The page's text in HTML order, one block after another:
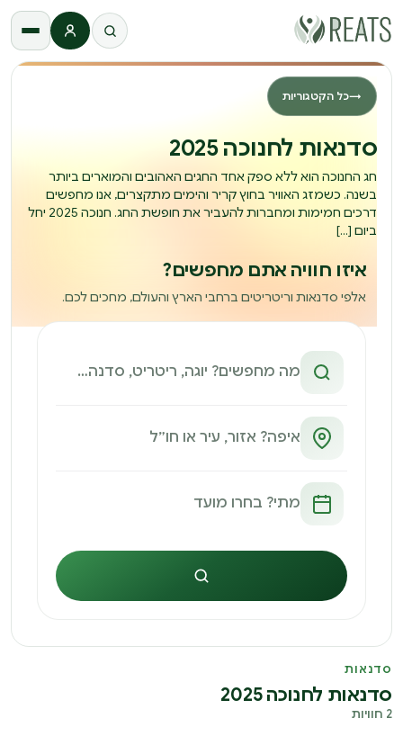
התחברות
→כל הקטגוריות
סדנאות לחנוכה 2025
חג החנוכה הוא ללא ספק אחד החגים האהובים והמוארים ביותר
בשנה. כשמזג האוויר בחוץ קריר והימים מתקצרים, אנו מחפשים
דרכים חמימות ומחברות להעביר את חופשת החג. חנוכה 2025 יחל
ביום […]
איזו חוויה אתם מחפשים?
אלפי סדנאות וריטריטים ברחבי הארץ והעולם, מחכים לכם.
חיפוש
סדנאות
סדנאות לחנוכה 2025
2 חוויות